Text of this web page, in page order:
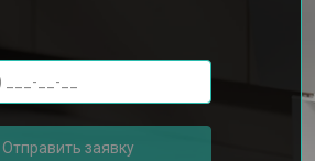
Отправить заявку